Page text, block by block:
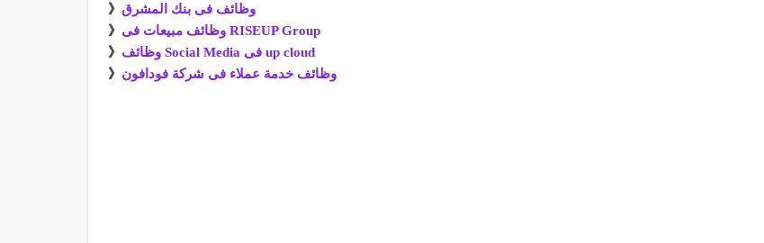
》 وظائف فى بنك المشرق
》
وظائف مبيعات فى RISEUP Group
》
وظائف Social Media فى up cloud
》 وظائف خدمة عملاء فى شركة فودافون